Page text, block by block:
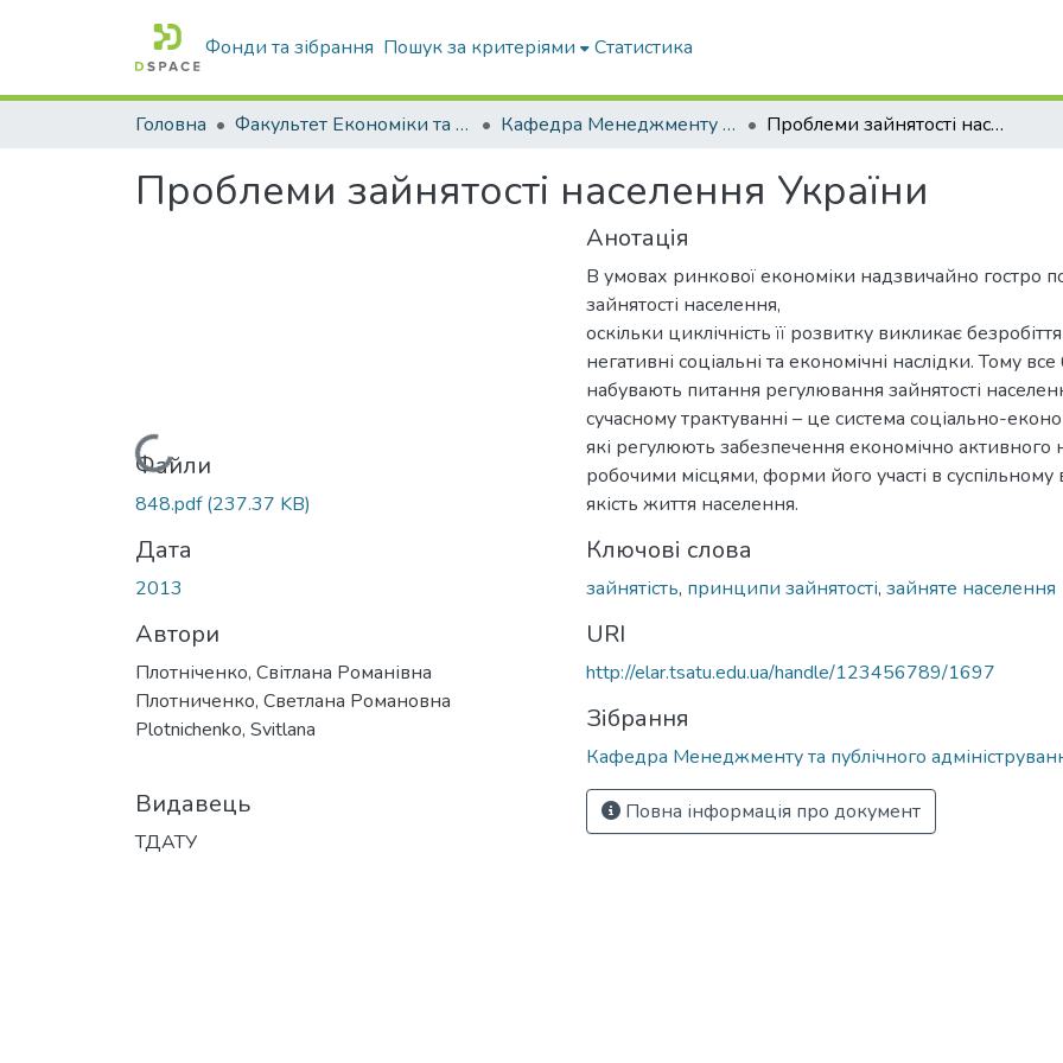
Фонди та зібрання Пошук за критеріями Статистика
Головна Факультет Економіки та бізнесу Кафедра Менеджменту та публічного адміністрування Проблеми зайнятості населення України
Проблеми зайнятості населення України
Вантажиться...
Файли
848.pdf(237.37 KB)
Дата
2013
Автори
Плотніченко, Світлана Романівна
Плотниченко, Светлана Романовна
Plotnichenko, Svitlana
Видавець
ТДАТУ
Анотація
В умовах ринкової економіки надзвичайно гостро
зайнятості населення,
оскільки циклічність її розвитку викликає
негативні соціальні та економічні наслідки. Тому
набувають питання регулювання зайнятості
сучасному трактуванні – це система соціально-
які регулюють забезпечення економічно активного
робочими місцями, форми його участі в суспільному
якість життя населення.
Ключові слова
зайнятість, принципи зайнятості, зайняте населення
URI
http://elar.tsatu.edu.ua/handle/123456789/1697
Зібрання
Кафедра Менеджменту та публічного
Повна інформація про документ